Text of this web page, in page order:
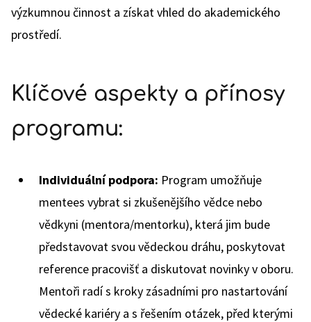
výzkumnou činnost a získat vhled do akademického
prostředí.
Klíčové aspekty a přínosy
programu:
Individuální podpora: Program umožňuje
mentees vybrat si zkušenějšího vědce nebo
vědkyni (mentora/mentorku), která jim bude
představovat svou vědeckou dráhu, poskytovat
reference pracovišť a diskutovat novinky v oboru.
Mentoři radí s kroky zásadními pro nastartování
vědecké kariéry a s řešením otázek, před kterými